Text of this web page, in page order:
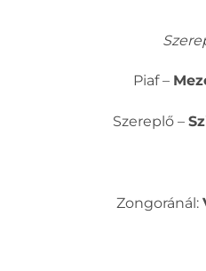
Piaf –
Szereplő –
Zongoránál: